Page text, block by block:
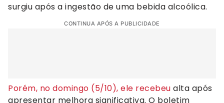
surgiu após a ingestão de uma bebida alcoólica.
CONTINUA APÓS A PUBLICIDADE
Porém, no domingo (5/10), ele recebeu alta após
apresentar melhora significativa. O boletim